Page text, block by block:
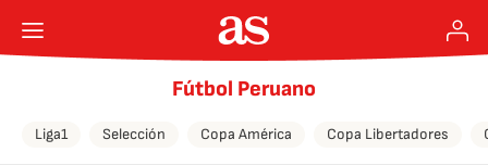
Fútbol Peruano
Liga1 Selección Copa América Copa Libertadores